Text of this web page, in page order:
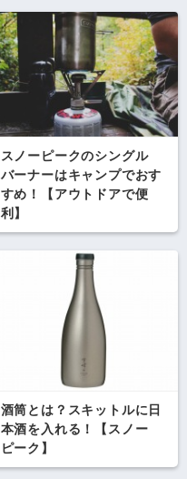
スノーピークのシングル
バーナーはキャンプでおす
すめ！【アウトドアで便
利】
酒筒とは？スキットルに日
本酒を入れる！【スノー
ピーク】